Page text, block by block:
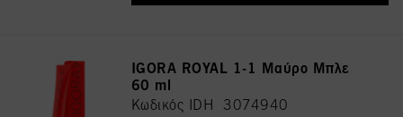
IGORA ROYAL 1-1 Μαύρο Μπλε
60 ml
Κωδικός IDH 3074940